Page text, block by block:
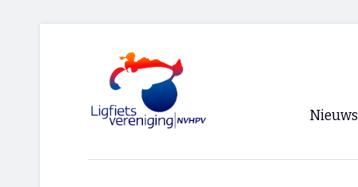
Nieuws